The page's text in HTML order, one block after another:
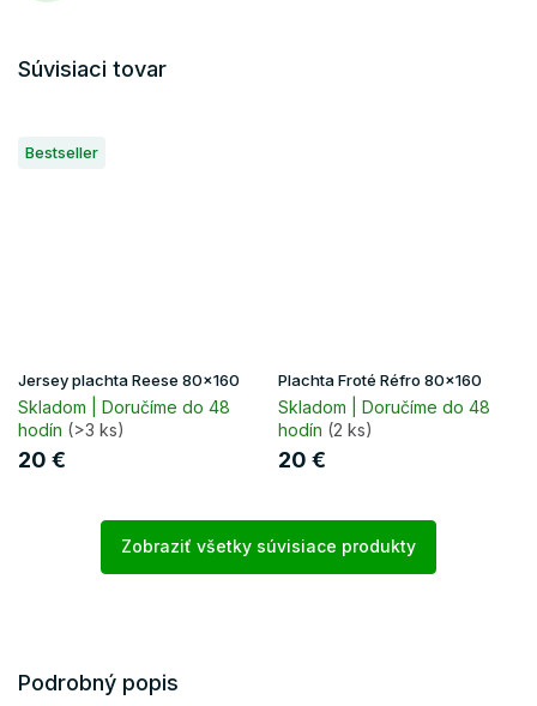
Súvisiaci tovar
Bestseller
Jersey plachta Reese 80x160
Skladom | Doručíme do 48
hodín (>3 ks)
20 €
Plachta Froté Réfro 80x160
Skladom | Doručíme do 48
hodín (2 ks)
20 €
Zobraziť všetky súvisiace produkty
Podrobný popis